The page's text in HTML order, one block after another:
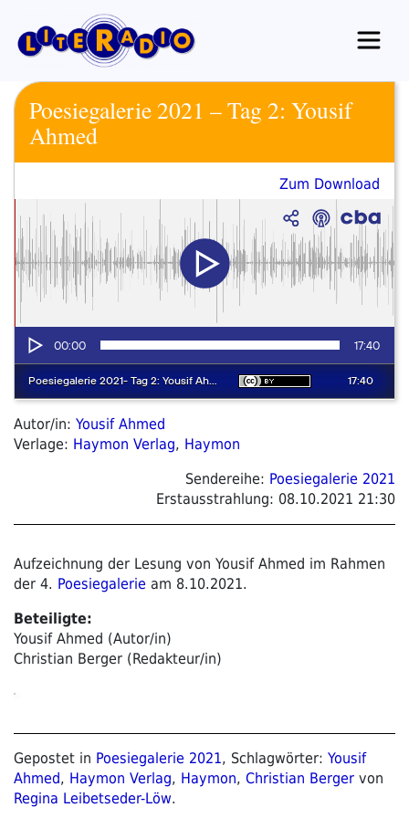
Inhalt
springen
Poesiegalerie 2021 – Tag 2: Yousif
Ahmed
Zum Download
Autor/in: Yousif Ahmed
Verlage: Haymon Verlag, Haymon
Sendereihe: Poesiegalerie 2021
Erstausstrahlung: 08.10.2021 21:30
Aufzeichnung der Lesung von Yousif Ahmed im Rahmen
der 4. Poesiegalerie am 8.10.2021.
Beteiligte:
Yousif Ahmed (Autor/in)
Christian Berger (Redakteur/in)
Gepostet in Poesiegalerie 2021, Schlagwörter: Yousif
Ahmed, Haymon Verlag, Haymon, Christian Berger von
Regina Leibetseder-Löw.